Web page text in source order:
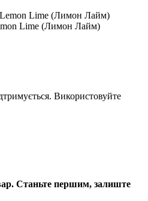
Limе (Лимон Лайм)
Використовуйте
Станьте першим, залиште